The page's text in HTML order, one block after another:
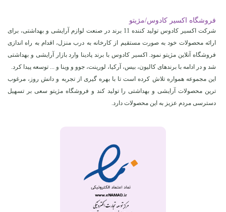
فروشگاه اکسیر کادوس/مژیتو
شرکت اکسیر کادوس تولید کننده 11 برند در صنعت لوازم آرایشی و بهداشتی، برای
ارائه محصولات خود به صورت مستقیم از کارخانه به درب منزل، اقدام به راه اندازی
فروشگاه آنلاین مژیتو نمود. اکسیر کادوس با برند پادینا وارد بازار آرایشی و بهداشتی
شد و در ادامه با برندهای کالیون، بیس، آرکیا، لورینت، جوو و وینا و ... توسعه پیدا کرد.
این مجموعه همواره تلاش کرده است تا با بهره گیری از تجربه و دانش روز، مرغوب
ترین محصولات آرایشی و بهداشتی را تولید کند و فروشگاه مژیتو سعی بر تسهیل
دسترسی مردم عزیز به این محصولات دارد.